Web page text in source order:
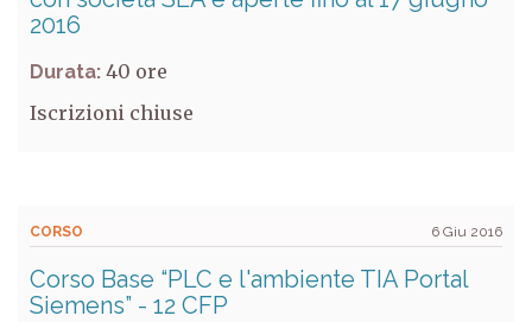
2016
Durata: 40
Iscrizioni chiuse
CORSO 6 Giu 2016
Corso Base “PLC e l'ambiente TIA Portal
Siemens” - 12 CFP